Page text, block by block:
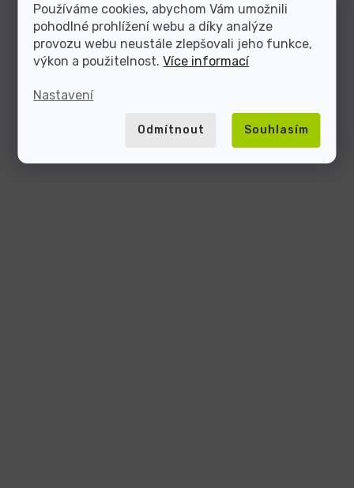
Používáme cookies, abychom Vám umožnili
pohodlné prohlížení webu a díky analýze
provozu webu neustále zlepšovali jeho funkce,
výkon a použitelnost.Více informací
Nastavení
Odmítnout Souhlasím